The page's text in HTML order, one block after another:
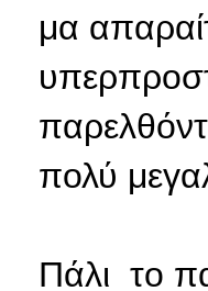
μα
πολύ
Πάλι το